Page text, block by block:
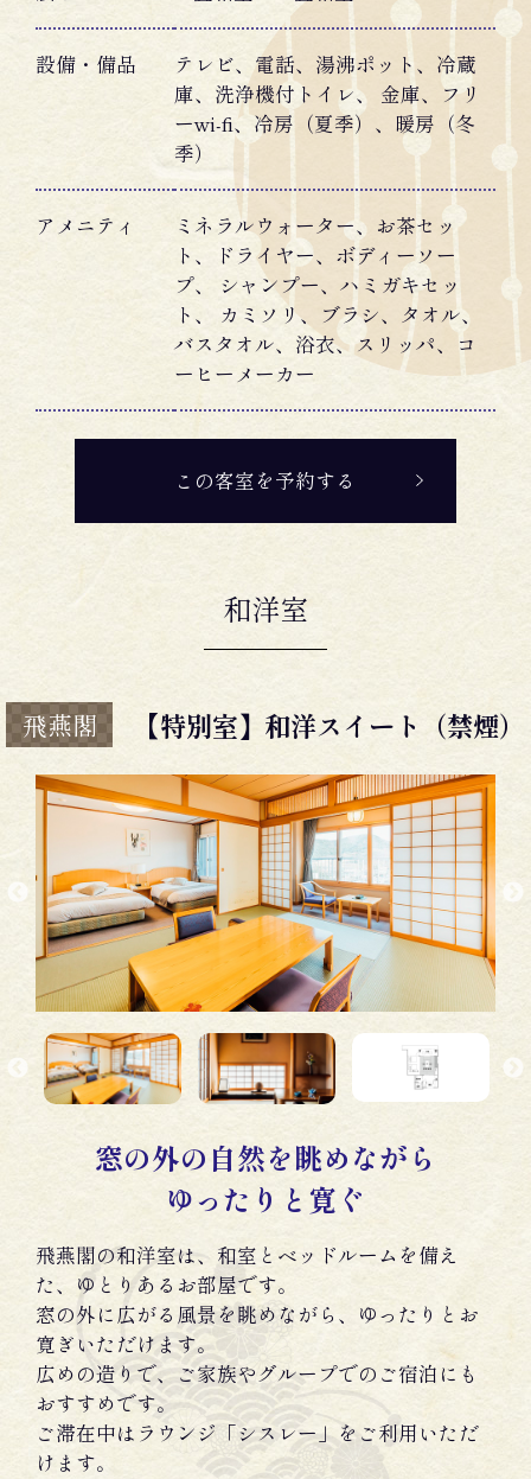
設備・備品
テレビ、電話、湯沸ポット、冷蔵
庫、洗浄機付トイレ、 金庫、フリ
ーwi-fi、冷房（夏季）、暖房（冬
季）
アメニティ
ミネラルウォーター、お茶セッ
ト、ドライヤー、ボディーソー
プ、 シャンプー、ハミガキセッ
ト、 カミソリ、ブラシ、タオル、
バスタオル、浴衣、スリッパ、コ
ーヒーメーカー
この客室を予約する
和洋室
飛燕閣 【特別室】和洋スイート（禁煙）
窓の外の自然を眺めながら
ゆったりと寛ぐ
飛燕閣の和洋室は、和室とベッドルームを備え
た、ゆとりあるお部屋です。
窓の外に広がる風景を眺めながら、ゆったりとお
寛ぎいただけます。
広めの造りで、ご家族やグループでのご宿泊にも
おすすめです。
ご滞在中はラウンジ「シスレー」をご利用いただ
けます。